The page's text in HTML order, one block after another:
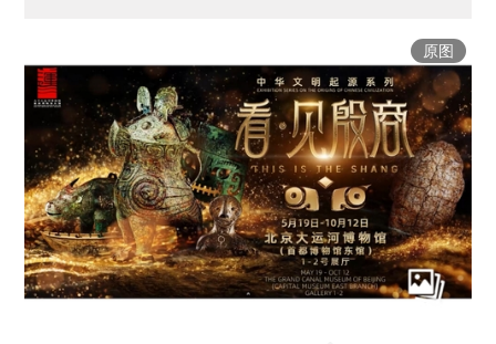
原图